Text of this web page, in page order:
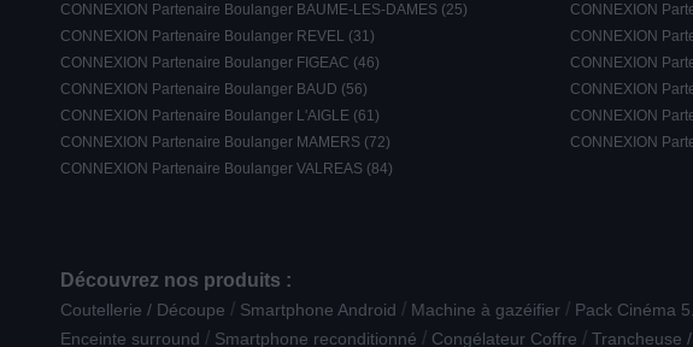
CONNEXION Partenaire Boulanger BAUME-LES-DAMES (25)
CONNEXION
CONNEXION Partenaire Boulanger REVEL (31)
CONNEXION
CONNEXION Partenaire Boulanger FIGEAC (46)
CONNEXION
CONNEXION Partenaire Boulanger BAUD (56)
CONNEXION
CONNEXION Partenaire Boulanger L'AIGLE (61)
CONNEXION
CONNEXION Partenaire Boulanger MAMERS (72)
CONNEXION
CONNEXION Partenaire Boulanger VALREAS (84)
Découvrez nos produits :
Coutellerie / Découpe / Smartphone Android / Machine à gazéifier / Pack Cinéma
Enceinte surround / Smartphone reconditionné / Congélateur Coffre / Trancheuse